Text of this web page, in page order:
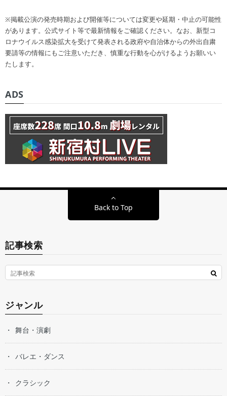
※掲載公演の発売時期および開催等については変更や延期・中止の可能性
があります。公式サイト等で最新情報をご確認ください。なお、新型コ
ロナウイルス感染拡大を受けて発表される政府や自治体からの外出自粛
要請等の情報にもご注意いただき、慎重な行動を心がけるようお願いい
たします。
ADS
Back to Top
記事検索
ジャンル
舞台・演劇
バレエ・ダンス
クラシック